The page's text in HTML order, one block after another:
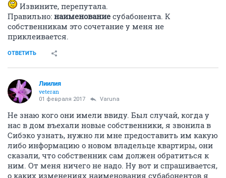
Извините, перепутала.
Правильно: наименование субабонента. К
собственникам это сочетание у меня не
приклеивается.
ОТВЕТИТЬ
Лиилия
veteran
01 февраля 2017 Varuna
Не знаю кого они имели ввиду. Был случай, когда у
нас в дом въехали новые собственники, я звонила в
Сибэко узнать, нужно ли мне предоставить им какую
либо информацию о новом владельце квартиры, они
сказали, что собственник сам должен обратиться к
ним. От меня ничего не надо. Ну вот и спрашивается,
о каких изменениях наименования субабонентов я